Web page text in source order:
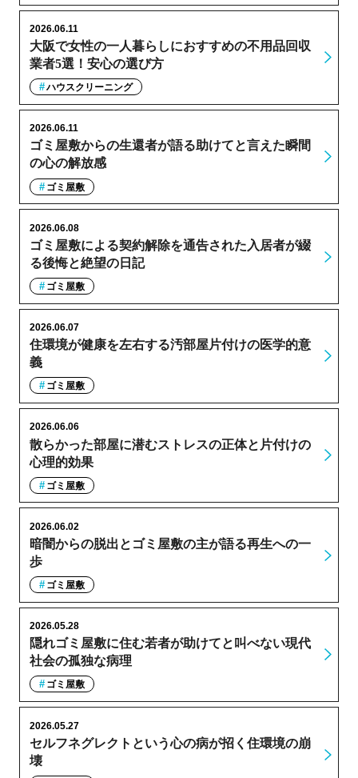
大阪で女性の一人暮らしにおすすめの不用品回収
業者5選！安心の選び方
2026.06.11
ハウスクリーニング
ゴミ屋敷からの生還者が語る助けてと言えた瞬間
の心の解放感
2026.06.11
ゴミ屋敷
ゴミ屋敷による契約解除を通告された入居者が綴
る後悔と絶望の日記
2026.06.08
ゴミ屋敷
住環境が健康を左右する汚部屋片付けの医学的意
義
2026.06.07
ゴミ屋敷
散らかった部屋に潜むストレスの正体と片付けの
心理的効果
2026.06.06
ゴミ屋敷
暗闇からの脱出とゴミ屋敷の主が語る再生への一
歩
2026.06.02
ゴミ屋敷
隠れゴミ屋敷に住む若者が助けてと叫べない現代
社会の孤独な病理
2026.05.28
ゴミ屋敷
セルフネグレクトという心の病が招く住環境の崩
壊
2026.05.27